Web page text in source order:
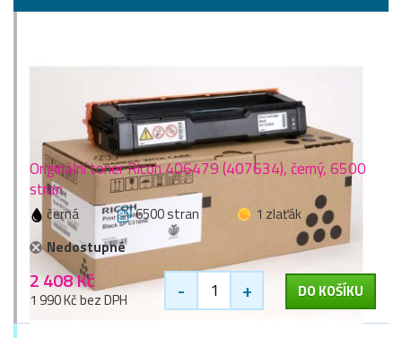
Originální toner Ricoh 406479 (407634), černý, 6500
stran
černá 6500 stran
1 zlaťák
Nedostupné
2 408 Kč
1 990 Kč bez DPH - + DO KOŠÍKU